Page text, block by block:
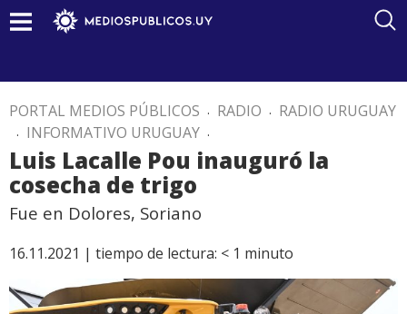
PORTAL MEDIOS PÚBLICOS . RADIO . RADIO URUGUAY
. INFORMATIVO URUGUAY .
Luis Lacalle Pou inauguró la
cosecha de trigo
Fue en Dolores, Soriano
16.11.2021 | tiempo de lectura: < 1 minuto